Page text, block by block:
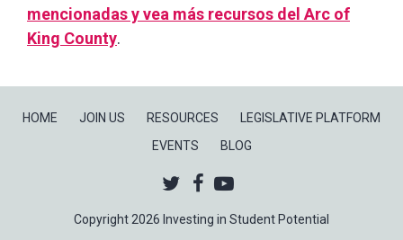
mencionadas y vea más recursos del Arc of
King County.
HOME JOIN US RESOURCES
LEGISLATIVE PLATFORM
EVENTS
BLOG
Copyright 2026 Investing in Student Potential